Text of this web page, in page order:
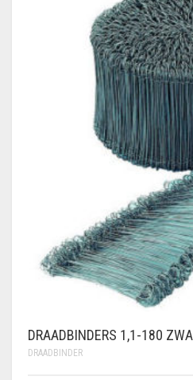
DRAADBINDERS 1,1-180
DRAADBINDER